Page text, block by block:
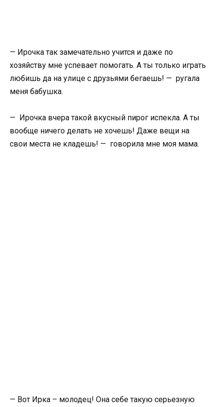
— Ирочка так замечательно учится и даже по
хозяйству мне успевает помогать. А ты только играть
любишь да на улице с друзьями бегаешь! — ругала
меня бабушка.
— Ирочка вчера такой вкусный пирог испекла. А ты
вообще ничего делать не хочешь! Даже вещи на
свои места не кладешь! — говорила мне моя мама.
— Вот Ирка – молодец! Она себе такую серьезную